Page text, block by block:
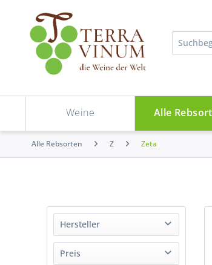
Weine Alle
Alle Rebsorten Z Zeta
Hersteller
Tokaj Oremus
Preis